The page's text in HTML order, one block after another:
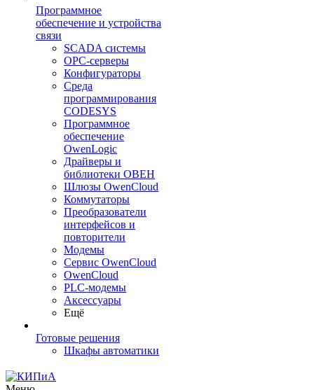
Программное
обеспечение и устройства
связи
SCADA системы
OPC-серверы
Конфигураторы
Среда
программирования
CODESYS
Программное
обеспечение
OwenLogic
Драйверы и
библиотеки ОВЕН
Шлюзы OwenCloud
Коммутаторы
Преобразователи
интерфейсов и
повторители
Модемы
Сервис OwenCloud
OwenCloud
PLC-модемы
Аксессуары
Ещё
Готовые решения
Шкафы автоматики